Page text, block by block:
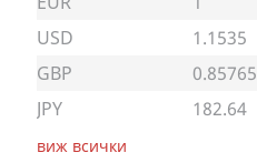
USD
1.1535
GBP
0.85765
JPY
182.64
виж всички